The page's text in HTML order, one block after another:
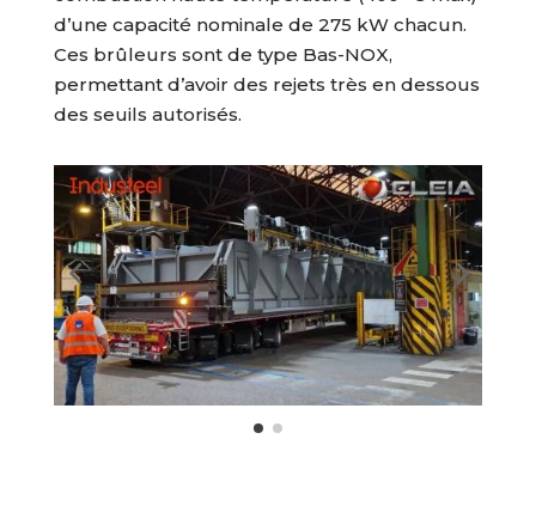
d’une capacité nominale de 275 kW chacun.
Ces brûleurs sont de type Bas-NOX,
permettant d’avoir des rejets très en dessous
des seuils autorisés.